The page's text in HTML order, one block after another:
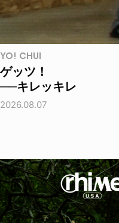
YO! CHUI
ゲッツ！
──キレッキレ
2026.08.07